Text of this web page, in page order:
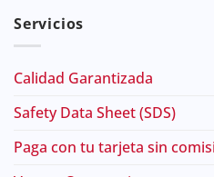
Servicios
Calidad Garantizada
Safety Data Sheet (SDS)
Paga con tu tarjeta sin